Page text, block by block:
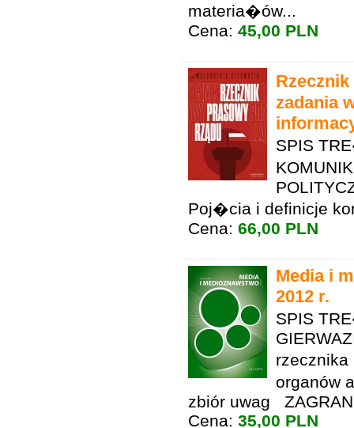
materia�ów...
Cena: 45,00 PLN
zadania
SPIS
Poj�cia i definicje
Cena: 66,00 PLN
Media i
2012 r.
SPIS
organów
zbiór uwag
Cena: 35,00 PLN